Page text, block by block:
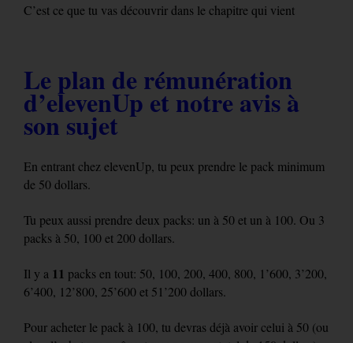
C’est ce que tu vas découvrir dans le chapitre qui vient
Le plan de rémunération
d’elevenUp et notre avis à
son sujet
En entrant chez elevenUp, tu peux prendre le pack minimum
de 50 dollars.
Tu peux aussi prendre deux packs: un à 50 et un à 100. Ou 3
packs à 50, 100 et 200 dollars.
Il y a 11 packs en tout: 50, 100, 200, 400, 800, 1’600, 3’200,
6’400, 12’800, 25’600 et 51’200 dollars.
Pour acheter le pack à 100, tu devras déjà avoir celui à 50 (ou